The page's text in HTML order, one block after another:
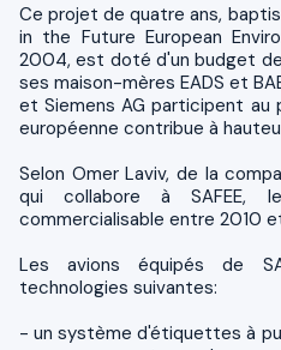
Ce projet de quatre ans,
in the Future European
2004, est doté d'un budget de
ses maison-mères EADS et
et Siemens AG participent au
européenne contribue à
Selon Omer Laviv, de la
qui collabore à SAFEE,
commercialisable entre 2010
Les avions équipés de
technologies suivantes:
- un système d'étiquettes à